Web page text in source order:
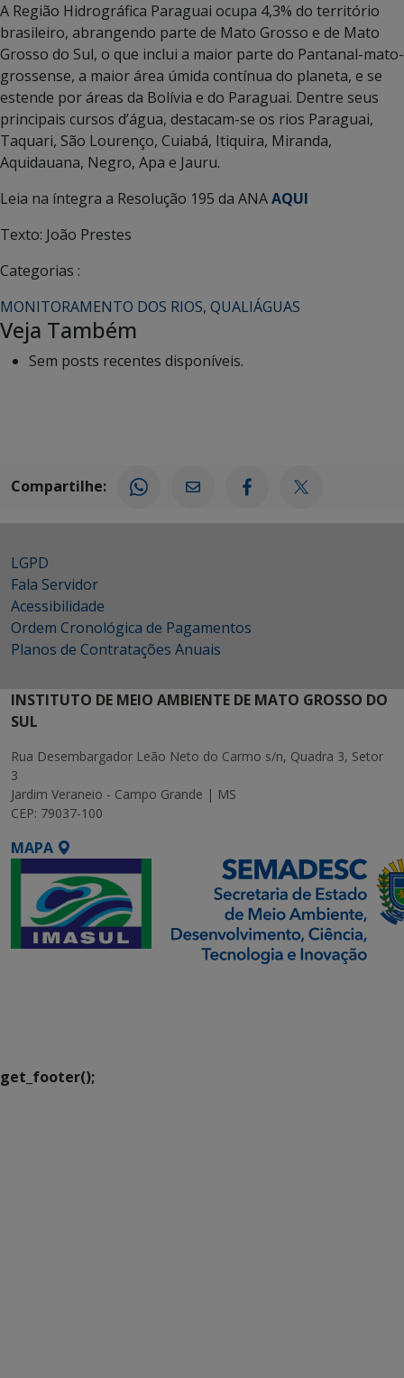
A Região Hidrográfica Paraguai ocupa 4,3% do território
brasileiro, abrangendo parte de Mato Grosso e de Mato
Grosso do Sul, o que inclui a maior parte do Pantanal-mato-
grossense, a maior área úmida contínua do planeta, e se
estende por áreas da Bolívia e do Paraguai. Dentre seus
principais cursos d’água, destacam-se os rios Paraguai,
Taquari, São Lourenço, Cuiabá, Itiquira, Miranda,
Aquidauana, Negro, Apa e Jauru.
Leia na íntegra a Resolução 195 da ANAAQUI
Texto: João Prestes
Categorias :
MONITORAMENTO DOS RIOS, QUALIÁGUAS
Veja Também
Sem posts recentes disponíveis.
Compartilhe:
LGPD
Fala Servidor
Acessibilidade
Ordem Cronológica de Pagamentos
Planos de Contratações Anuais
INSTITUTO DE MEIO AMBIENTE DE MATO GROSSO DO
SUL
Rua Desembargador Leão Neto do Carmo s/n, Quadra 3, Setor
3
Jardim Veraneio - Campo Grande | MS
CEP: 79037-100
MAPA
get_footer();